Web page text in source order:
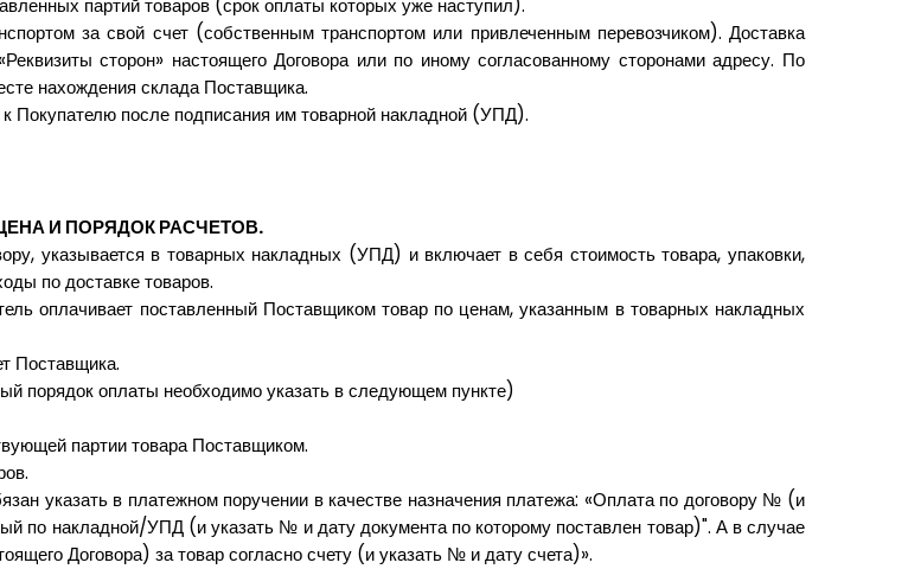
партий товаров (срок оплаты которых уже наступил).
за свой счет (собственным транспортом или привлеченным перевозчиком). Доставка
сторон» настоящего Договора или по иному согласованному сторонами адресу. По
нахождения склада Поставщика.
Покупателю после подписания им товарной накладной (УПД).
И ПОРЯДОК РАСЧЕТОВ.
указывается в товарных накладных (УПД) и включает в себя стоимость товара, упаковки,
по доставке товаров.
оплачивает поставленный Поставщиком товар по ценам, указанным в товарных накладных
Поставщика.
порядок оплаты необходимо указать в следующем пункте)
партии товара Поставщиком.
указать в платежном поручении в качестве назначения платежа: «Оплата по договору № (и
по накладной/УПД (и указать № и дату документа по которому поставлен товар)". А в случае
Договора) за товар согласно счету (и указать № и дату счета)».